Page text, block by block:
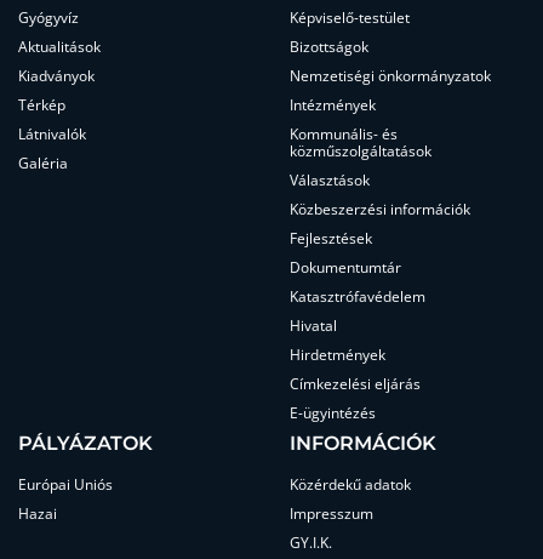
Gyógyvíz
Aktualitások
Kiadványok
Térkép
Látnivalók
Galéria
Képviselő-testület
Bizottságok
Nemzetiségi önkormányzatok
Intézmények
Kommunális- és
közműszolgáltatások
Választások
Közbeszerzési információk
Fejlesztések
Dokumentumtár
Katasztrófavédelem
Hivatal
Hirdetmények
Címkezelési eljárás
E-ügyintézés
PÁLYÁZATOK
Európai Uniós
Hazai
INFORMÁCIÓK
Közérdekű adatok
Impresszum
GY.I.K.